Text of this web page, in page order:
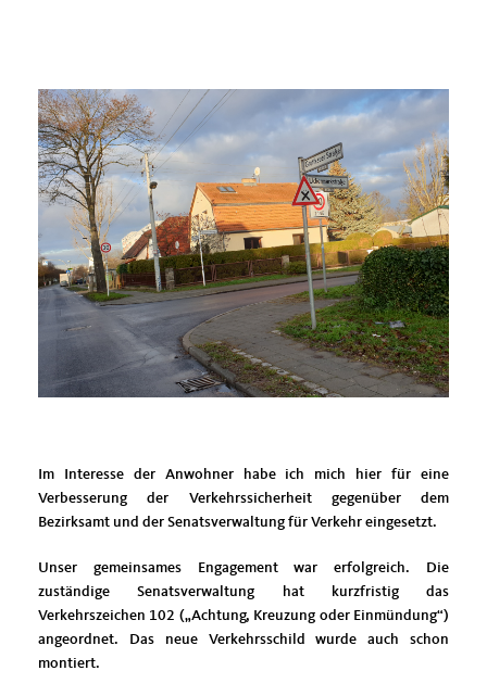
Im Interesse der Anwohner habe ich mich hier für eine
Verbesserung der Verkehrssicherheit gegenüber dem
Bezirksamt und der Senatsverwaltung für Verkehr eingesetzt.
Unser gemeinsames Engagement war erfolgreich. Die
zuständige Senatsverwaltung hat kurzfristig das
Verkehrszeichen 102 („Achtung, Kreuzung oder Einmündung“)
angeordnet. Das neue Verkehrsschild wurde auch schon
montiert.